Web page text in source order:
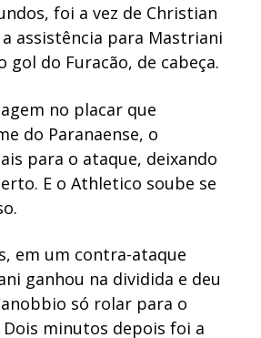
foi a vez de Christian
assistência para Mastriani
gol do Furacão, de cabeça.
no placar que
do Paranaense, o
para o ataque, deixando
E o Athletico soube se
em um contra-ataque
ganhou na dividida e deu
só rolar para o
minutos depois foi a